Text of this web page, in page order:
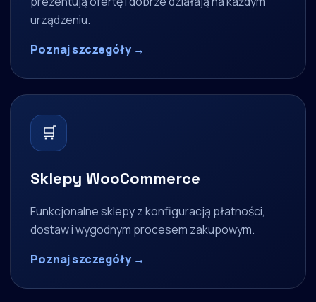
urządzeniu.
Poznaj szczegóły →
🛒
Sklepy WooCommerce
Funkcjonalne sklepy z konfiguracją płatności,
dostaw i wygodnym procesem zakupowym.
Poznaj szczegóły →